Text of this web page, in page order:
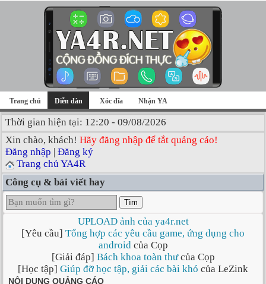
Trang chủ Diễn đàn Xóc đĩa Nhận YA
Thời gian hiện tại: 12:20 - 09/08/2026
Xin chào, khách! Hãy đăng nhập để tắt quảng cáo!
Đăng nhập | Đăng ký
Trang chủ YA4R
Công cụ & bài viết hay
Tìm
UPLOAD ảnh của ya4r.net
[Yêu cầu] Tổng hợp các yêu cầu game, ứng dụng cho
androidcủa Cọp
[Giải đáp] Bách khoa toàn thưcủa Cọp
[Học tập] Giúp đỡ học tập, giải các bài khó của LeZink